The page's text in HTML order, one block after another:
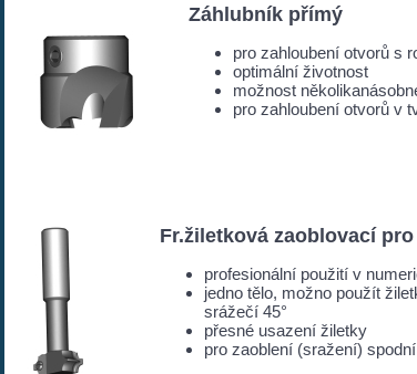
Záhlubník přímý
pro zahloubení otvorů s
optimální životnost
možnost
pro zahloubení otvorů v
Fr.žiletková zaoblovací
profesionální použití v
jedno tělo, možno použít
srážečí 45°
přesné usazení žiletky
pro zaoblení (sražení)